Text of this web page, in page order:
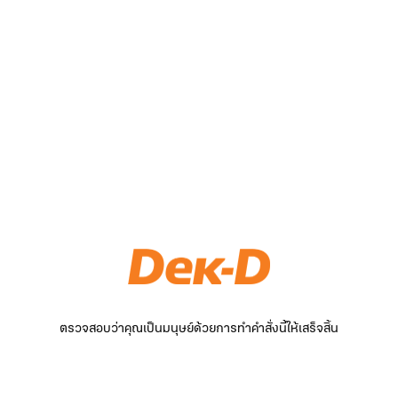
ตรวจสอบว่าคุณเป็นมนุษย์ด้วยการทำคำสั่งนี้ให้เสร็จสิ้น